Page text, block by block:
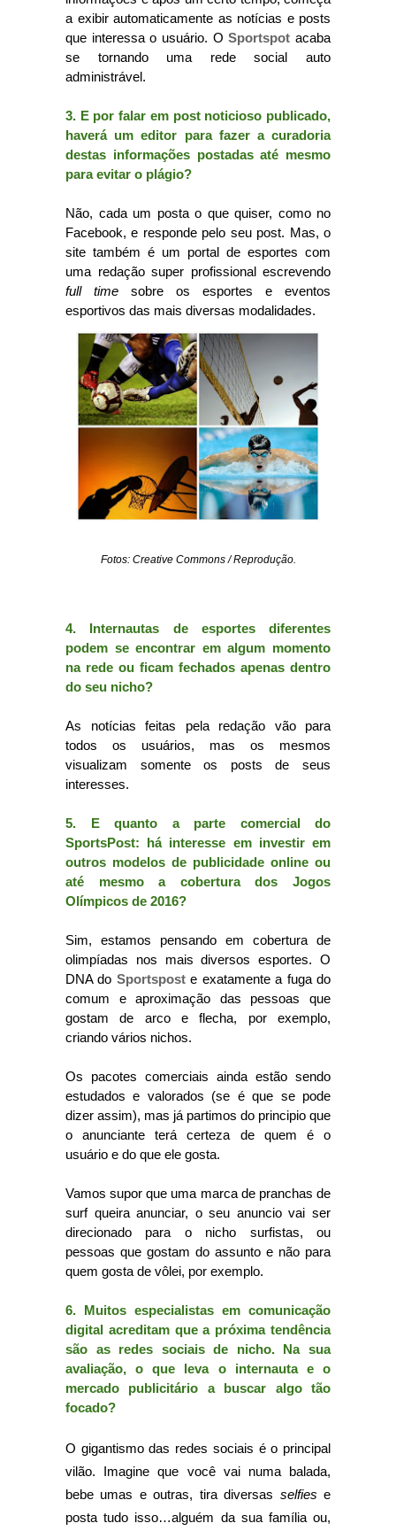
a exibir automaticamente as notícias e posts
que interessa o usuário. OSportspot acaba
se tornando uma rede social auto
administrável.
3. E por falar em post noticioso publicado,
haverá um editor para fazer a curadoria
destas informações postadas até mesmo
para evitar o plágio?
Não, cada um posta o que quiser, como no
Facebook, e responde pelo seu post. Mas, o
site também é um portal de esportes com
uma redação super profissional escrevendo
full time sobre os esportes e eventos
esportivos das mais diversas modalidades.
Fotos: Creative Commons / Reprodução.
4. Internautas de esportes diferentes
podem se encontrar em algum momento
na rede ou ficam fechados apenas dentro
do seu nicho?
As notícias feitas pela redação vão para
todos os usuários, mas os mesmos
visualizam somente os posts de seus
interesses.
5. E quanto a parte comercial do
SportsPost: há interesse em investir em
outros modelos de publicidade online ou
até mesmo a cobertura dos Jogos
Olímpicos de 2016?
Sim, estamos pensando em cobertura de
olimpíadas nos mais diversos esportes. O
DNA do Sportsposte exatamente a fuga do
comum e aproximação das pessoas que
gostam de arco e flecha, por exemplo,
criando vários nichos.
Os pacotes comerciais ainda estão sendo
estudados e valorados (se é que se pode
dizer assim), mas já partimos do principio que
o anunciante terá certeza de quem é o
usuário e do que ele gosta.
Vamos supor que uma marca de pranchas de
surf queira anunciar, o seu anuncio vai ser
direcionado para o nicho surfistas, ou
pessoas que gostam do assunto e não para
quem gosta de vôlei, por exemplo.
6. Muitos especialistas em comunicação
digital acreditam que a próxima tendência
são as redes sociais de nicho. Na sua
avaliação, o que leva o internauta e o
mercado publicitário a buscar algo tão
focado?
O gigantismo das redes sociais é o principal
vilão. Imagine que você vai numa balada,
bebe umas e outras, tira diversas selfies e
posta tudo isso…alguém da sua família ou,